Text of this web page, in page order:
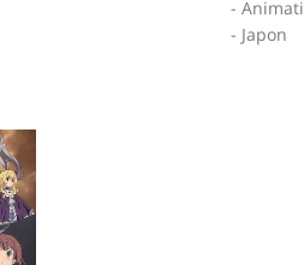
-
- Japon